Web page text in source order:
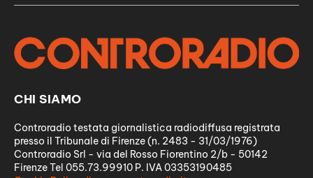
CHI SIAMO
Controradio testata giornalistica radiodiffusa registrata
presso il Tribunale di Firenze (n. 2483 - 31/03/1976)
Controradio Srl - via del Rosso Fiorentino 2/b - 50142
Firenze Tel 055.73.99910 P. IVA 03353190485